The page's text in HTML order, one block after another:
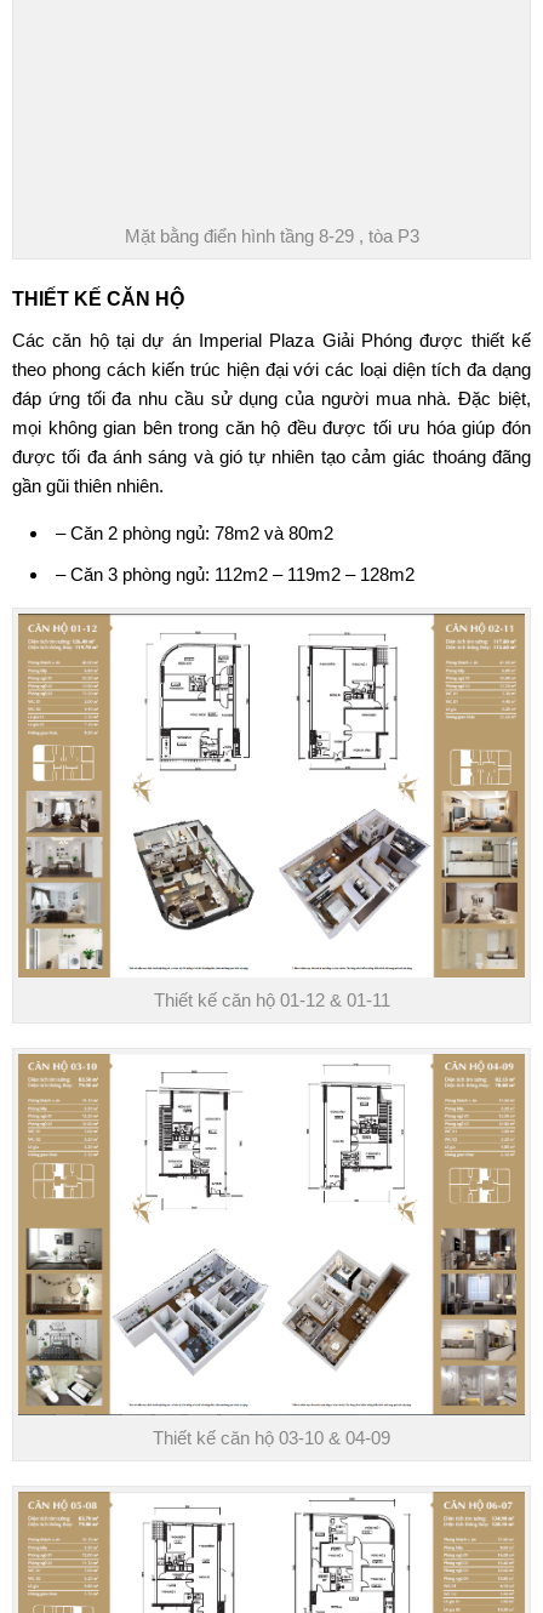
Mặt bằng điển hình tầng 8-29 , tòa P3
THIẾT KẾ CĂN HỘ
Các căn hộ tại dự án Imperial Plaza Giải Phóng được thiết kế
theo phong cách kiến trúc hiện đại với các loại diện tích đa dạng
đáp ứng tối đa nhu cầu sử dụng của người mua nhà. Đặc biệt,
mọi không gian bên trong căn hộ đều được tối ưu hóa giúp đón
được tối đa ánh sáng và gió tự nhiên tạo cảm giác thoáng đãng
gần gũi thiên nhiên.
– Căn 2 phòng ngủ: 78m2 và 80m2
– Căn 3 phòng ngủ: 112m2 – 119m2 – 128m2
Thiết kế căn hộ 01-12 & 01-11
Thiết kế căn hộ 03-10 & 04-09